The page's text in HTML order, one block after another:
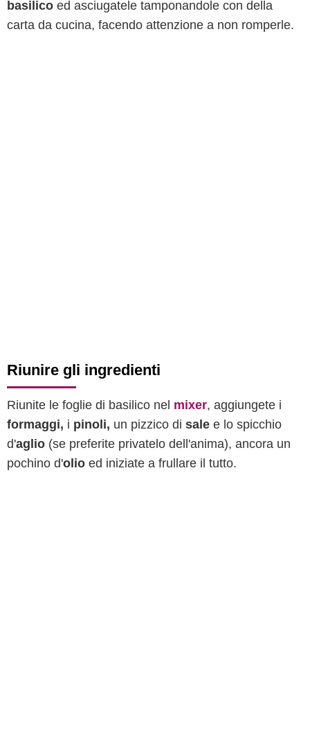
basilico ed asciugatele tamponandole con della
carta da cucina, facendo attenzione a non romperle.
Riunire gli ingredienti
Riunite le foglie di basilico nel mixer, aggiungete i
formaggi, i pinoli, un pizzico di sale e lo spicchio
d'aglio (se preferite privatelo dell'anima), ancora un
pochino d'olio ed iniziate a frullare il tutto.